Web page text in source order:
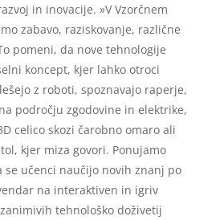
in inovacije. »V Vzorčnem
zabavo, raziskovanje, različne
pomeni, da nove tehnologije
koncept, kjer lahko otroci
z roboti, spoznavajo raperje,
področju zgodovine in elektrike,
celico skozi čarobno omaro ali
kjer miza govori. Ponujamo
se učenci naučijo novih znanj po
na interaktiven in igriv
tehnološko doživetij